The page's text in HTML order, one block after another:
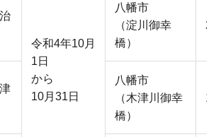
令和4年10月
1日
から
10月31日
八幡市
（淀川御幸
橋）
八幡市
（木津川御幸
橋）